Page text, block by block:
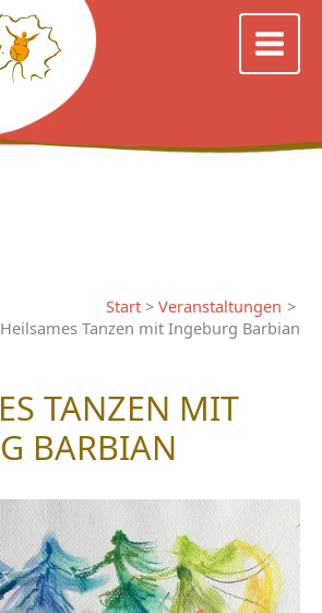
Start
Veranstaltungen
Heilsames Tanzen mit Ingeburg Barbian
TANZEN MIT
BARBIAN